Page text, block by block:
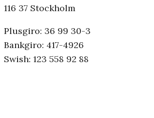
116 37 Stockholm
Plusgiro: 36 99 30-3
Bankgiro: 417-4926
Swish: 123 558 92 88